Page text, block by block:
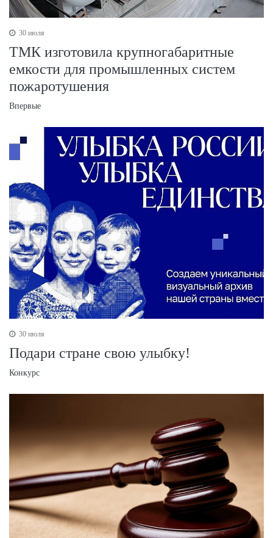
30 июля
ТМК изготовила крупногабаритные
емкости для промышленных систем
пожаротушения
Впервые
30 июля
Подари стране свою улыбку!
Конкурс